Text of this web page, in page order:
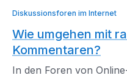
Diskussionsforen im Internet
Wie umgehen mit
Kommentaren?
In den Foren von